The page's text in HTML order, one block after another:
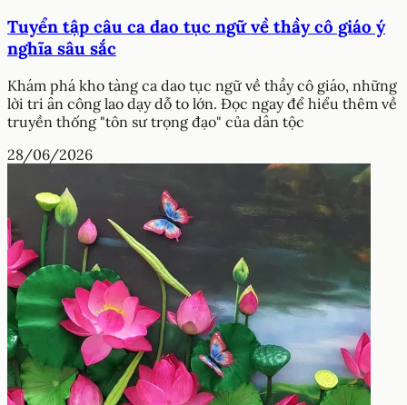
Tuyển tập câu ca dao tục ngữ về thầy cô giáo ý
nghĩa sâu sắc
Khám phá kho tàng ca dao tục ngữ về thầy cô giáo, những
lời tri ân công lao dạy dỗ to lớn. Đọc ngay để hiểu thêm về
truyền thống "tôn sư trọng đạo" của dân tộc
28/06/2026